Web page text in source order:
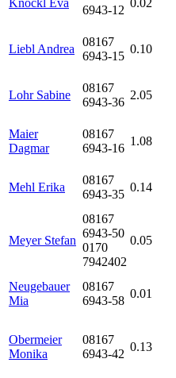
Knöckl Eva
6943-12
0.02
Liebl Andrea
08167
6943-15
0.10
Lohr Sabine
08167
6943-36
2.05
Maier
Dagmar
08167
6943-16
1.08
Mehl Erika
08167
6943-35
0.14
Meyer Stefan
08167
6943-50
0170
7942402
0.05
Neugebauer
Mia
08167
6943-58
0.01
Obermeier
Monika
08167
6943-42
0.13